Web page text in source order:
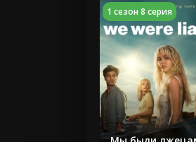
1 сезон 8 серия